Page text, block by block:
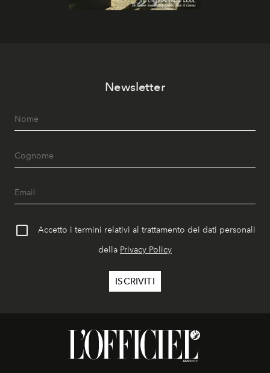
Newsletter
Accetto i termini relativi al trattamento dei dati personali
della Privacy Policy